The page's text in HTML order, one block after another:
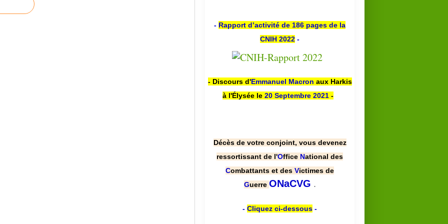
- Rapport d’activité de 186 pages de la
CNIH 2022 -
- Discours d'Emmanuel Macron aux Harkis
à l'Élysée le 20 Septembre 2021 -
Décès de votre conjoint, vous devenez
ressortissant de l'Office National des
Combattants et des Victimes de
Guerre ONaCVG .
- Cliquez ci-dessous -